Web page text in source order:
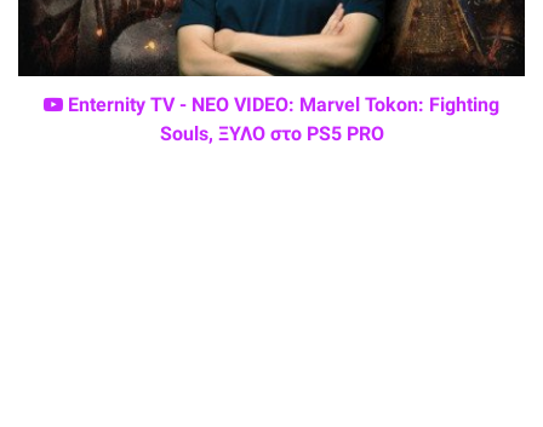
Enternity TV - ΝΕΟ VIDEO: Marvel Tokon: Fighting
Souls, ΞΥΛΟ στο PS5 PRO